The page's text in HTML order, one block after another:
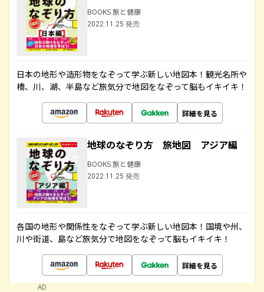
BOOKS 旅と健康
2022.11.25 発売
日本の地形や造形物をなぞって学ぶ新しい地図本！観光名所や
橋、川、湖、半島など旅気分で地図をなぞって脳もイキイキ！
詳細を見る
地球のなぞり方 旅地図 アジア編
BOOKS 旅と健康
2022.11.25 発売
各国の地形や関係性をなぞって学ぶ新しい地図本！国境や州、
川や街道、島など旅気分で地図をなぞって脳もイキイキ！
詳細を見る
AD